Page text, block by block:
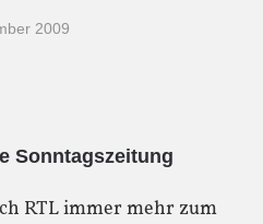
2009
Sonntagszeitung
RTL immer mehr zum